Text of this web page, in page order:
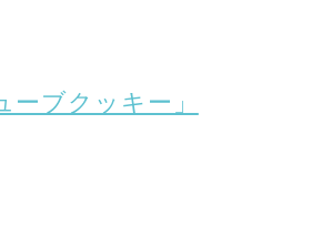
ブクッキー」